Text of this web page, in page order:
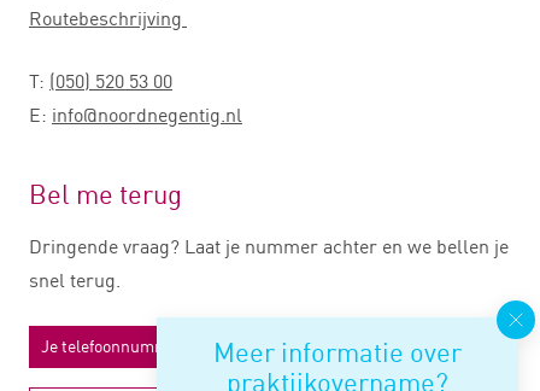
Meer informatie over
praktijkovername?
Routebeschrijving
T: (050) 520 53 00
E: info@noordnegentig.nl
Bel me terug
Dringende vraag? Laat je nummer achter en we bellen je
snel terug.